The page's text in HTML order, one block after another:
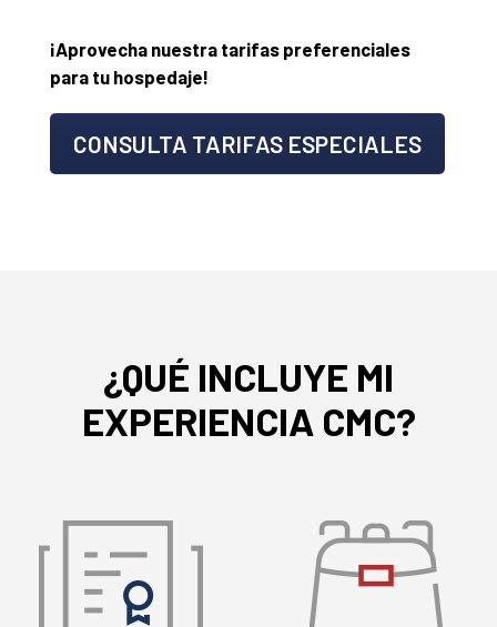
¡Aprovecha nuestra tarifas preferenciales
para tu hospedaje!
CONSULTA TARIFAS ESPECIALES
¿QUÉ INCLUYE MI
EXPERIENCIA CMC?